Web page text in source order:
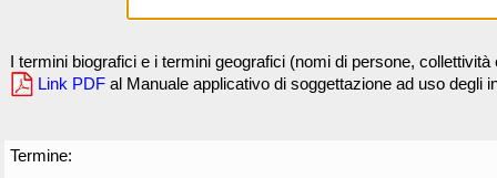
I termini biografici e i termini geografici (nomi di persone,
Link PDF al Manuale applicativo di soggettazione ad uso degli
Termine: